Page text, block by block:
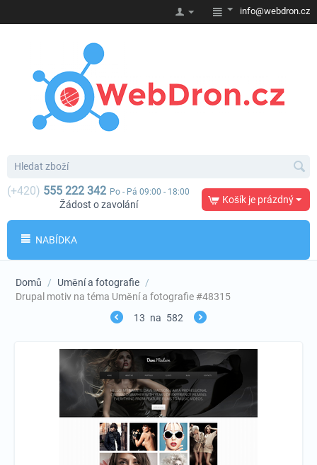
info@webdron.cz
(+420) 555 222 342 Po - Pá 09:00 - 18:00
Žádost o zavolání Košík je prázdný
NABÍDKA
Domů / Umění a fotografie /
Drupal motiv na téma Umění a fotografie #48315
13 na 582